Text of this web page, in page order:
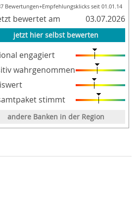
Bewertungen+Empfehlungsklicks seit 01.01.14
bewertet am 03.07.2026
jetzt hier selbst bewerten
engagiert
wahrgenommen
stimmt
andere Banken in der Region